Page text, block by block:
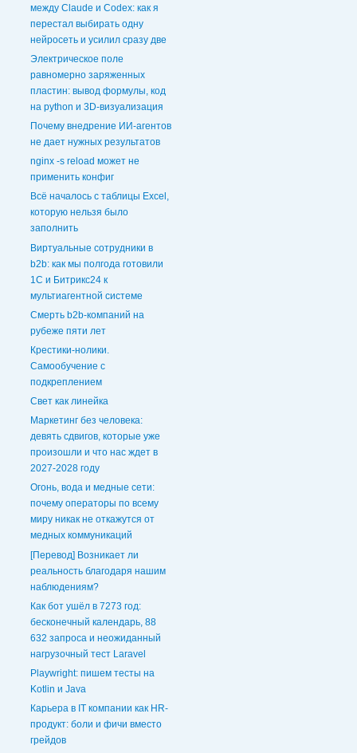
между Claude и Codex: как я
перестал выбирать одну
нейросеть и усилил сразу две
Электрическое поле
равномерно заряженных
пластин: вывод формулы, код
на python и 3D‑визуализация
Почему внедрение ИИ-агентов
не дает нужных результатов
nginx -s reload может не
применить конфиг
Всё началось с таблицы Excel,
которую нельзя было
заполнить
Виртуальные сотрудники в
b2b: как мы полгода готовили
1С и Битрикс24 к
мультиагентной системе
Смерть b2b-компаний на
рубеже пяти лет
Крестики-нолики.
Самообучение с
подкреплением
Свет как линейка
Маркетинг без человека:
девять сдвигов, которые уже
произошли и что нас ждет в
2027-2028 году
Огонь, вода и медные сети:
почему операторы по всему
миру никак не откажутся от
медных коммуникаций
[Перевод] Возникает ли
реальность благодаря нашим
наблюдениям?
Как бот ушёл в 7273 год:
бесконечный календарь, 88
632 запроса и неожиданный
нагрузочный тест Laravel
Playwright: пишем тесты на
Kotlin и Java
Карьера в IT компании как HR-
продукт: боли и фичи вместо
грейдов